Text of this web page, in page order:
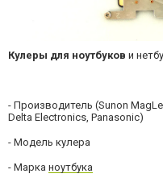
Кулеры для ноутбуков и
- Производитель (Sunon
Delta Electronics, Panasonic)
- Модель кулера
- Марка ноутбука